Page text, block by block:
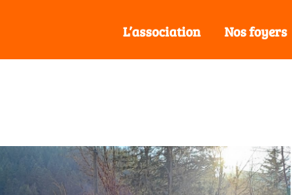
L’association Nos foyers